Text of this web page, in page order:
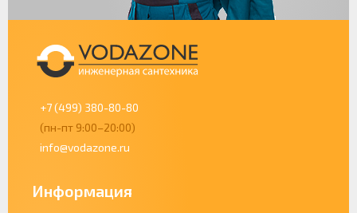
+7 (499) 380-80-80
(пн-пт 9:00–20:00)
info@vodazone.ru
Информация